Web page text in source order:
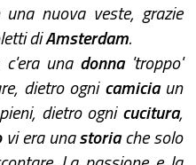
nuova veste, grazie
diAmsterdam.
una donna 'troppo'
dietro ognicamiciaun
dietro ognicucitura,
vi era unastoriache solo